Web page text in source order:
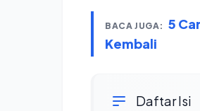
BACA JUGA: 5
Kembali
Daftar Isi